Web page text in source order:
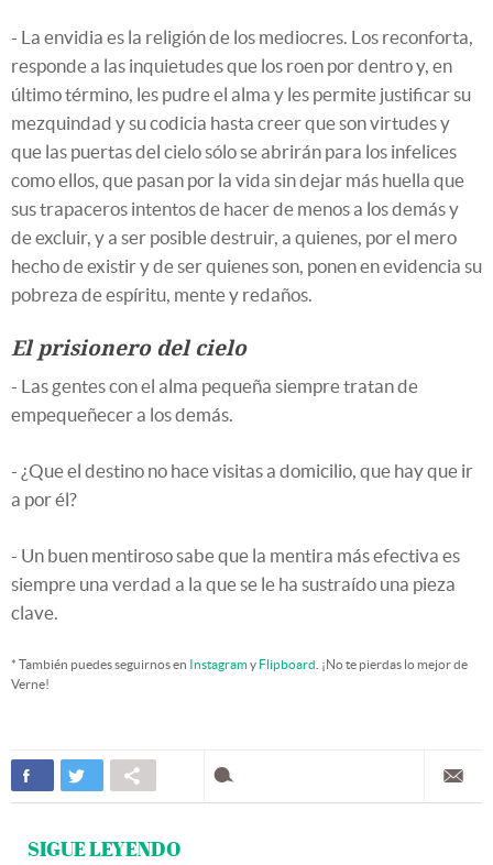
- La envidia es la religión de los mediocres. Los reconforta,
responde a las inquietudes que los roen por dentro y, en
último término, les pudre el alma y les permite justificar su
mezquindad y su codicia hasta creer que son virtudes y
que las puertas del cielo sólo se abrirán para los infelices
como ellos, que pasan por la vida sin dejar más huella que
sus trapaceros intentos de hacer de menos a los demás y
de excluir, y a ser posible destruir, a quienes, por el mero
hecho de existir y de ser quienes son, ponen en evidencia su
pobreza de espíritu, mente y redaños.
El prisionero del cielo
- Las gentes con el alma pequeña siempre tratan de
empequeñecer a los demás.
- ¿Que el destino no hace visitas a domicilio, que hay que ir
a por él?
- Un buen mentiroso sabe que la mentira más efectiva es
siempre una verdad a la que se le ha sustraído una pieza
clave.
* También puedes seguirnos en Instagramy Flipboard . ¡No te pierdas lo mejor de
Verne!
SIGUE LEYENDO